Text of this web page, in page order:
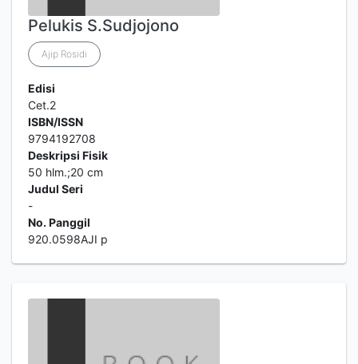
Pelukis S.Sudjojono
Ajip Rosidi
Edisi
Cet.2
ISBN/ISSN
9794192708
Deskripsi Fisik
50 hlm.;20 cm
Judul Seri
-
No. Panggil
920.0598AJI p